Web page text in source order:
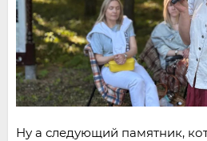
Ну а следующий памятник,